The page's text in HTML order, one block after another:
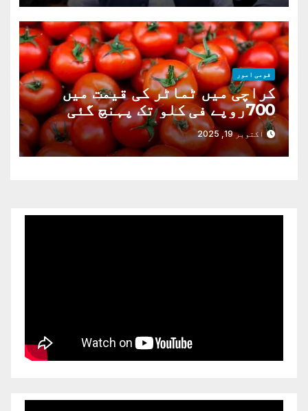
قومی امور
کراچی میں ٹماٹر کی قیمت میں
700روپے فی کلو تک پہنچ گئی
اکتوبر 19, 2025